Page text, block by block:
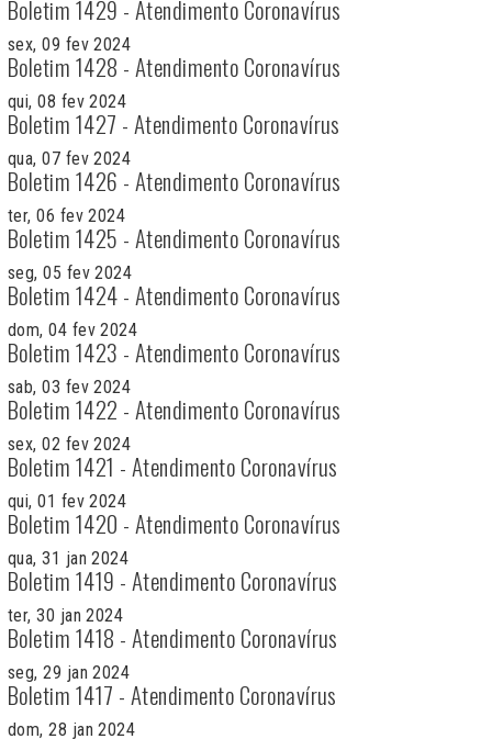
Boletim 1429 - Atendimento Coronavírus
sex, 09 fev 2024
Boletim 1428 - Atendimento Coronavírus
qui, 08 fev 2024
Boletim 1427 - Atendimento Coronavírus
qua, 07 fev 2024
Boletim 1426 - Atendimento Coronavírus
ter, 06 fev 2024
Boletim 1425 - Atendimento Coronavírus
seg, 05 fev 2024
Boletim 1424 - Atendimento Coronavírus
dom, 04 fev 2024
Boletim 1423 - Atendimento Coronavírus
sab, 03 fev 2024
Boletim 1422 - Atendimento Coronavírus
sex, 02 fev 2024
Boletim 1421 - Atendimento Coronavírus
qui, 01 fev 2024
Boletim 1420 - Atendimento Coronavírus
qua, 31 jan 2024
Boletim 1419 - Atendimento Coronavírus
ter, 30 jan 2024
Boletim 1418 - Atendimento Coronavírus
seg, 29 jan 2024
Boletim 1417 - Atendimento Coronavírus
dom, 28 jan 2024